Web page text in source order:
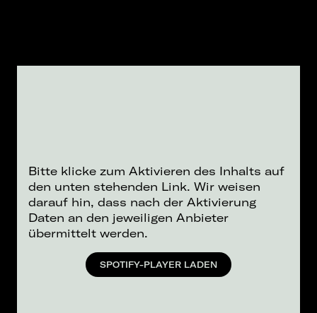
Bitte klicke zum Aktivieren des Inhalts auf
den unten stehenden Link. Wir weisen
darauf hin, dass nach der Aktivierung
Daten an den jeweiligen Anbieter
übermittelt werden.
SPOTIFY-PLAYER LADEN